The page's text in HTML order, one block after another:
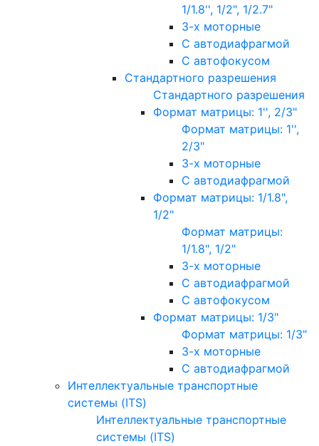
1/1.8'', 1/2", 1/2.7"
3-х моторные
С автодиафрагмой
С автофокусом
Стандартного разрешения
Стандартного разрешения
Формат матрицы: 1'', 2/3"
Формат матрицы: 1'',
2/3"
3-х моторные
С автодиафрагмой
Формат матрицы: 1/1.8",
1/2"
Формат матрицы:
1/1.8", 1/2"
3-х моторные
С автодиафрагмой
С автофокусом
Формат матрицы: 1/3"
Формат матрицы: 1/3"
3-х моторные
С автодиафрагмой
Интеллектуальные транспортные
системы (ITS)
Интеллектуальные транспортные
системы (ITS)